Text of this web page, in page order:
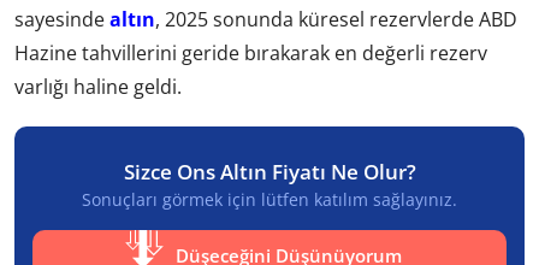
sayesindealtın, 2025 sonunda küresel rezervlerde ABD
Hazine tahvillerini geride bırakarak en değerli rezerv
varlığı haline geldi.
Sizce Ons Altın Fiyatı Ne Olur?
Sonuçları görmek için lütfen katılım sağlayınız.
Düşeceğini Düşünüyorum